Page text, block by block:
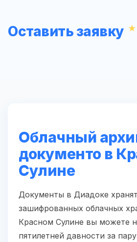
Оставить заявку
Облачный
документо в
Сулине
Документы в Диадоке
зашифрованных облачных
Красном Сулине вы можете
пятилетней давности за